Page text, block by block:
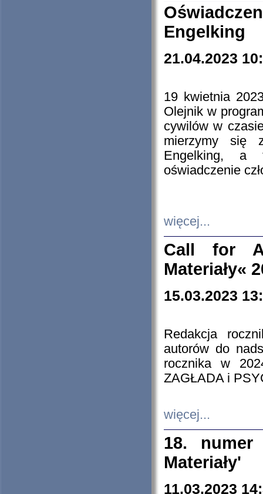
Engelking
21.04.2023
19 kwietnia
Olejnik w
cywilów w
mierzymy się
Engelking, a
oświadczenie
więcej...
Call for
Materiały«
15.03.2023
Redakcja
autorów do
rocznika w
ZAGŁADA i
więcej...
18. numer
Materiały'
11.03.2023